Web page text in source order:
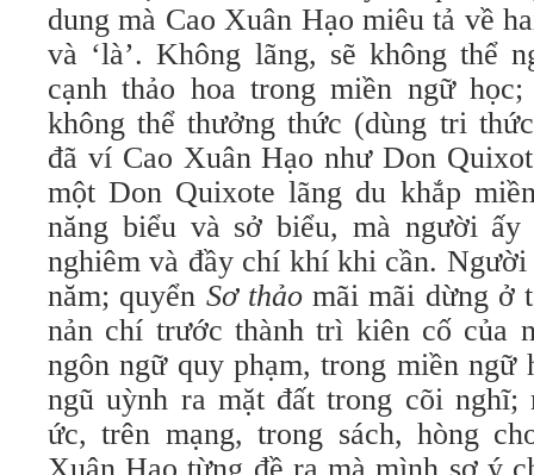
dung mà Cao Xuân Hạo miêu tả về
và ‘là’. Không lãng, sẽ không thể
cạnh thảo hoa trong miền ngữ
không thể thưởng thức (dùng tri
đã ví Cao Xuân Hạo như Don
một Don Quixote lãng du khắp
năng biểu và sở biểu, mà người
nghiêm và đầy chí khí khi cần.
năm; quyển Sơ thảomãi mãi dừng ở
nản chí trước thành trì kiên cố của
ngôn ngữ quy phạm, trong miền ngữ
ngũ uỳnh ra mặt đất trong cõi
ức, trên mạng, trong sách, hòng